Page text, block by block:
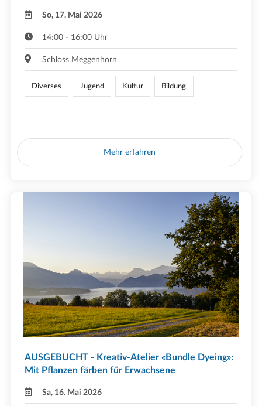
So, 17. Mai 2026
14:00 - 16:00 Uhr
Schloss Meggenhorn
Diverses Jugend Kultur Bildung
Mehr erfahren
AUSGEBUCHT - Kreativ-Atelier «Bundle Dyeing»:
Mit Pflanzen färben für Erwachsene
Sa, 16. Mai 2026